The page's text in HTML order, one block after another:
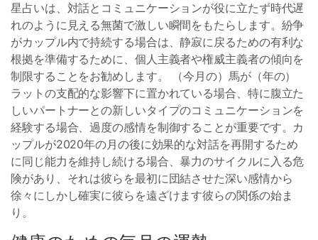
星占いは、対話とコミュニケーションが役に立たず時代遅
れのように見える無菌で激しい瞬間をもたらします。紛争
がカップル内で持続する場合は、静寂に戻るための有利な
根拠を準備するために、個人主義者や権威主義者の傾向を
制限することをお勧めします。 （今月の）馬が（年の）
ラットの支配的な影響下に置かれている場合、特に腹立た
しいパートナーとの新しいタイプのコミュニケーションを
経験する場合、過度の感情を制御することが重要です。カ
ップルが2020年の月の後に効果的な対話を再開するため
に同じ能力を維持し続ける場合、暴力のサイクルに入る危
険があり、それは彼らを最初に団結させた深い感情から
徐々にしかし確実に彼らを遠ざけます彼らの関係の始ま
り。